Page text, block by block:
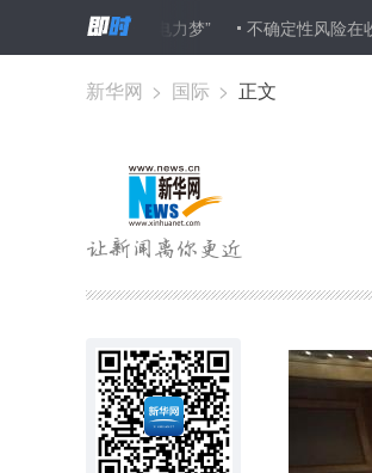
亚少年“电力梦” 不确定性风险在收敛 前
新华网 > 国际 > 正文